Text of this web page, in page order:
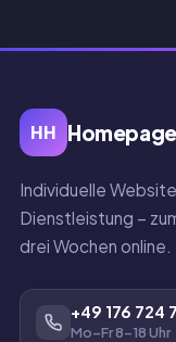
HH
Individuelle
Dienstleistung –
drei Wochen online.
+49 176 724
Mo–Fr 8–18 Uhr